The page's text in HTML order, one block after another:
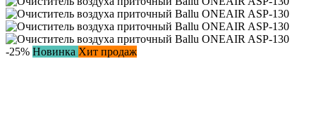
-25% Новинка Хит продаж